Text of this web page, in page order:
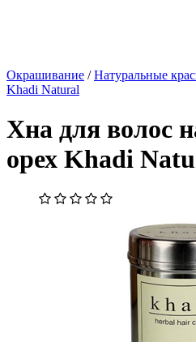
Окрашивание /Натуральные
Khadi Natural
Хна для волос
орех Khadi